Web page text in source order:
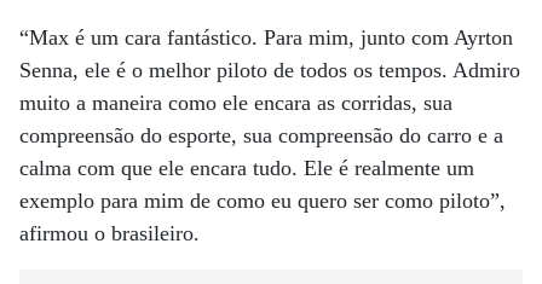
“Max é um cara fantástico. Para mim, junto com Ayrton
Senna, ele é o melhor piloto de todos os tempos. Admiro
muito a maneira como ele encara as corridas, sua
compreensão do esporte, sua compreensão do carro e a
calma com que ele encara tudo. Ele é realmente um
exemplo para mim de como eu quero ser como piloto”,
afirmou o brasileiro.